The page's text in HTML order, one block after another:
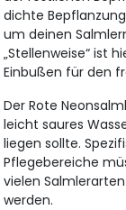
dichte
um deinen
„Stellenweise“ ist
Einbußen für den
Der Rote
leicht saures
liegen sollte.
Pflegebereiche
vielen
werden.